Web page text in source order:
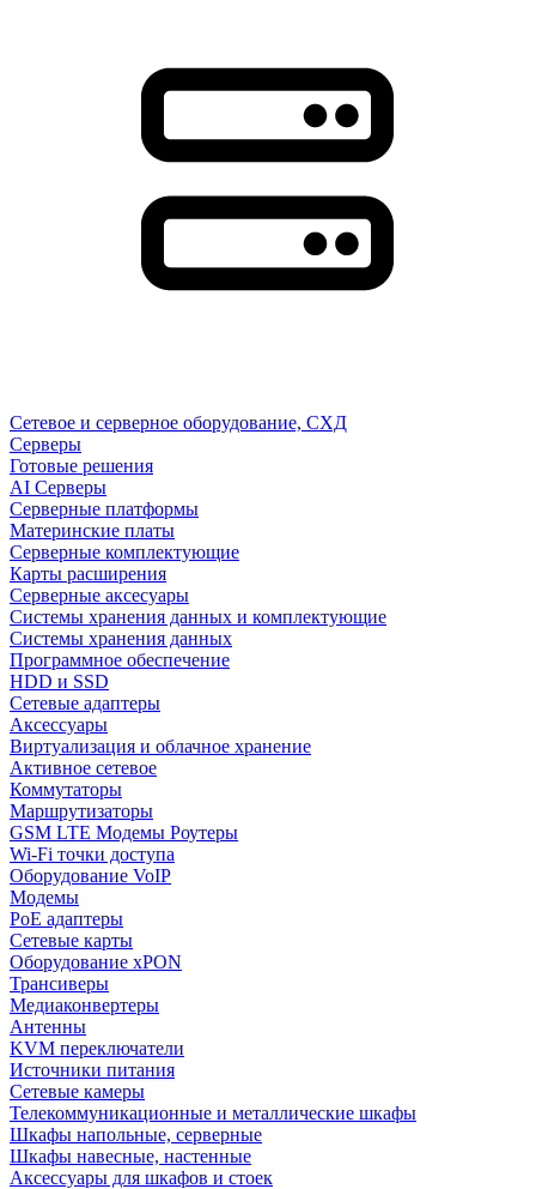
Сетевое и серверное оборудование, СХД
Cерверы
Готовые решения
AI Серверы
Серверные платформы
Материнские платы
Серверные комплектующие
Карты расширения
Серверные аксесуары
Системы хранения данных и комплектующие
Системы хранения данных
Программное обеспечение
HDD и SSD
Сетевые адаптеры
Аксессуары
Виртуализация и облачное хранение
Активное сетевое
Коммутаторы
Маршрутизаторы
GSM LTE Модемы Роутеры
Wi-Fi точки доступа
Оборудование VoIP
Модемы
PoE адаптеры
Сетевые карты
Оборудование xPON
Трансиверы
Медиаконвертеры
Антенны
KVM переключатели
Источники питания
Сетевые камеры
Телекоммуникационные и металлические шкафы
Шкафы напольные, серверные
Шкафы навесные, настенные
Аксессуары для шкафов и стоек